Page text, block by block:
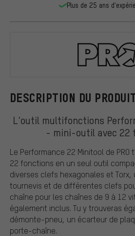
DESCRIPTION DU
L'outil multifonctions
- mini-outil avec 22
Le Performance 22 Minitool de
22 fonctions en un seul outil
diverses clefs hexagonales et
tournevis et de différentes clefs
chaîne pour les chaînes de 9 à 12
également inclus. Tu y trouveras
démonte-pneu, un écarteur de
porte-chaîne.
Plus de 25 ans